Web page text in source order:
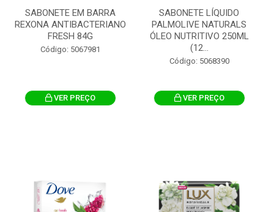
SABONETE EM BARRA
REXONA ANTIBACTERIANO
FRESH 84G
Código: 5067981
VER PREÇO
SABONETE LÍQUIDO
PALMOLIVE NATURALS
ÓLEO NUTRITIVO 250ML
(12...
Código: 5068390
VER PREÇO